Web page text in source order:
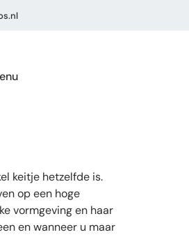
keitje hetzelfde is.
op een hoge
vormgeving en haar
en wanneer u maar